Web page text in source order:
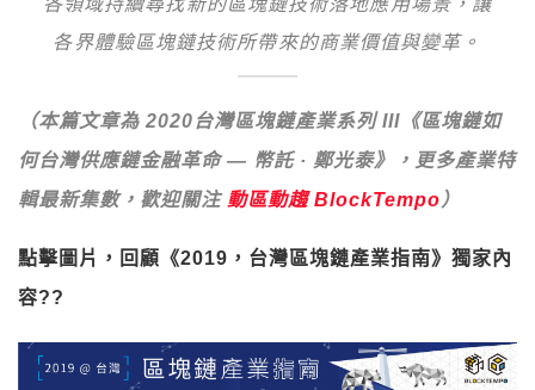
各界體驗區塊鏈技術所帶來的商業價值與變革。
（本篇文章為 2020台灣區塊鏈產業系列 III《區塊鏈如
何台灣供應鏈金融革命 — 幣託 · 鄭光泰》，更多產業特
輯最新集數，歡迎關注 動區動趨 BlockTempo）
點擊圖片，回顧《2019，台灣區塊鏈產業指南》獨家內
容?️?️